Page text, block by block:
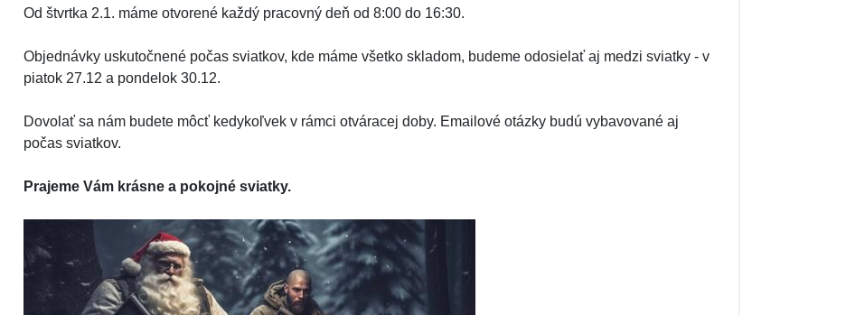
Od štvrtka 2.1. máme otvorené každý pracovný deň od 8:00 do 16:30.
Objednávky uskutočnené počas sviatkov, kde máme všetko skladom, budeme odosielať aj medzi sviatky - v
piatok 27.12 a pondelok 30.12.
Dovolať sa nám budete môcť kedykoľvek v rámci otváracej doby. Emailové otázky budú vybavované aj
počas sviatkov.
Prajeme Vám krásne a pokojné sviatky.